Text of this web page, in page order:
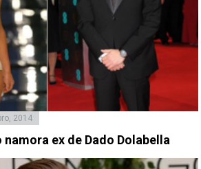
2014
ex de Dado Dolabella